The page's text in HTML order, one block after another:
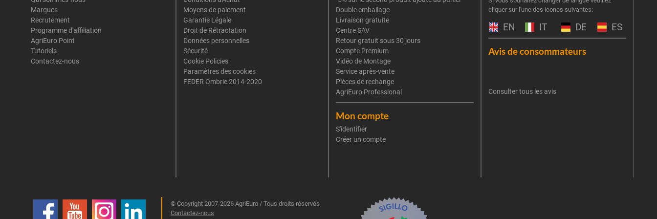
Marques
Recrutement
Programme d'affiliation
AgriEuro Point
Tutoriels
Contactez-nous
Moyens de paiement
Garantie Légale
Droit de Rétractation
Données personnelles
Sécurité
Cookie Policies
Paramètres des cookies
FEDER Ombrie 2014-2020
Double emballage
Livraison gratuite
Centre SAV
Retour gratuit sous 30 jours
Compte Premium
Vidéo de Montage
Service après-vente
Pièces de rechange
AgriEuro Professional
Mon compte
S'identifier
Créer un compte
cliquer sur l'une des icones suivantes:
EN IT DE ES
Avis de consommateurs
Consulter tous les avis
© Copyright 2007-2026 AgriEuro / Tous droits réservés
Contactez-nous